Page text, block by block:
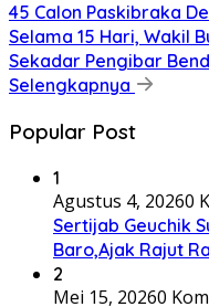
45 Calon Paskibraka
Selama 15 Hari, Wakil
Sekadar Pengibar
Selengkapnya
Popular Post
1
Agustus 4, 20260
Sertijab Geuchik
Baro,Ajak Rajut
2
Mei 15, 20260